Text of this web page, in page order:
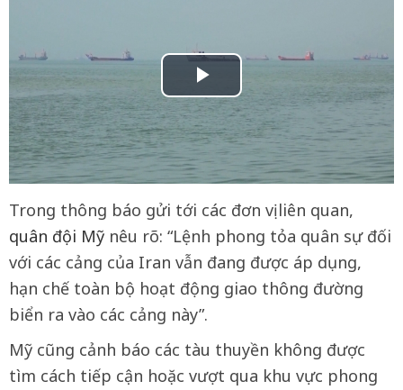
Trong thông báo gửi tới các đơn vị liên quan,
quân đội Mỹ nêu rõ: “Lệnh phong tỏa quân sự đối
với các cảng của Iran vẫn đang được áp dụng,
hạn chế toàn bộ hoạt động giao thông đường
biển ra vào các cảng này”.
Mỹ cũng cảnh báo các tàu thuyền không được
tìm cách tiếp cận hoặc vượt qua khu vực phong